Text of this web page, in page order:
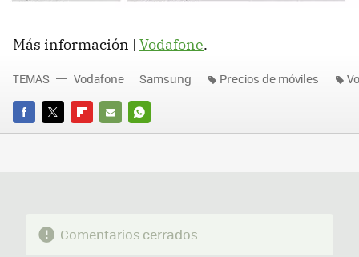
Más información | Vodafone.
FACEBOOK
TWITTERFLIPBOARD
E-
WHATSAPP
TEMAS Vodafone Samsung Precios de móviles
Comentarios cerrados